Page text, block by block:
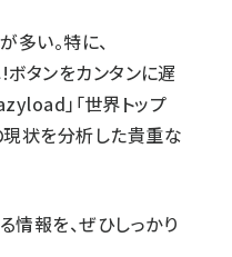
い。特に、
タンをカンタンに遅
」「世界トップ
現状を分析した貴重な
情報を、ぜひしっかり